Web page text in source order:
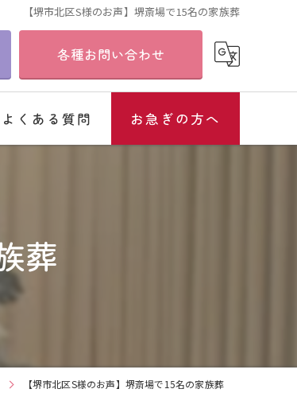
【堺市北区S様のお声】堺斎場で15名の家族葬
各種お問い合わせ
よくある質問 お急ぎの方へ
葬
【堺市北区S様のお声】堺斎場で15名の家族葬